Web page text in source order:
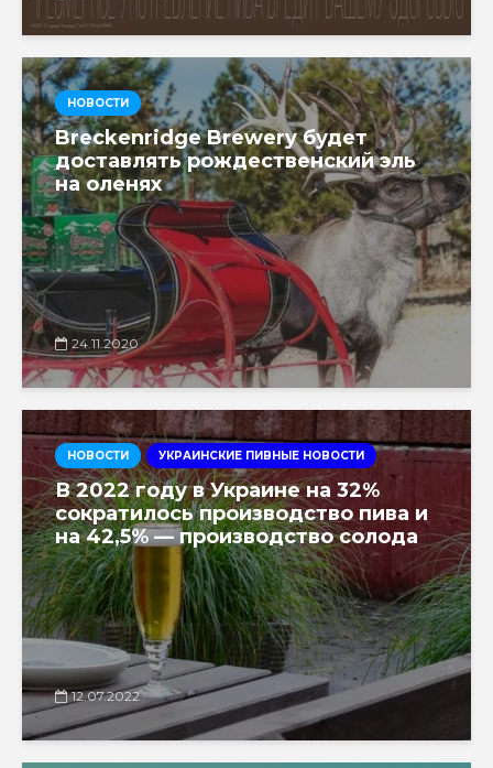
НОВОСТИ
Breckenridge Brewery будет
доставлять рождественский эль
на оленях
24.11.2020
НОВОСТИ УКРАИНСКИЕ ПИВНЫЕ НОВОСТИ
В 2022 году в Украине на 32%
сократилось производство пива и
на 42,5% — производство солода
12.07.2022